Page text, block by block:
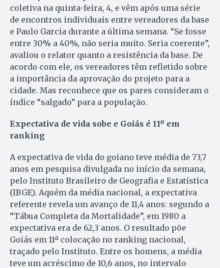
coletiva na quinta-feira, 4, e vêm após uma série
de encontros individuais entre vereadores da base
e Paulo Garcia durante a última semana. “Se fosse
entre 30% a 40%, não seria muito. Seria coerente”,
avaliou o relator quanto a resistência da base. De
acordo com ele, os vereadores têm refletido sobre
a importância da aprovação do projeto para a
cidade. Mas reconhece que os pares consideram o
índice “salgado” para a população.
Expectativa de vida sobe e Goiás é 11º em
ranking
A expectativa de vida do goiano teve média de 73,7
anos em pesquisa divulgada no início da semana,
pelo Instituto Brasileiro de Geografia e Estatística
(IBGE). Aquém da média nacional, a expectativa
referente revela um avanço de 11,4 anos: segundo a
“Tábua Completa da Mortalidade”, em 1980 a
expectativa era de 62,3 anos. O resultado põe
Goiás em 11ª colocação no ranking nacional,
traçado pelo Instituto. Entre os homens, a média
teve um acréscimo de 10,6 anos, no intervalo